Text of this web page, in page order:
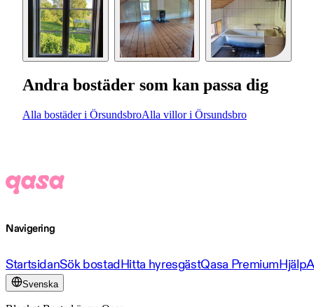
Andra bostäder som kan passa dig
Alla bostäder i ÖrsundsbroAlla villor i Örsundsbro
Navigering
StartsidanSök bostadHitta hyresgästQasa PremiumHjälp
Svenska